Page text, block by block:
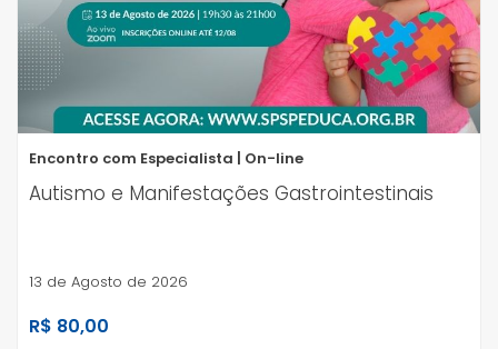
Encontro com Especialista | On-line
Autismo e Manifestações Gastrointestinais
13 de Agosto de 2026
R$ 80,00